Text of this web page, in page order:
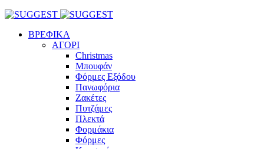
ΒΡΕΦΙΚΑ
ΑΓΟΡΙ
Christmas
Μπουφάν
Φόρμες Εξόδου
Πανωφόρια
Ζακέτες
Πυτζάμες
Πλεκτά
Φορμάκια
Φόρμες